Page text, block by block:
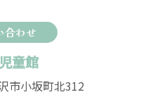
合わせ
童館
市小坂町北312